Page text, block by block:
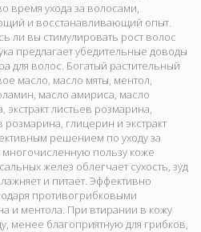
время ухода за волосами,
и восстанавливающий опыт.
ли вы стимулировать рост волос
предлагает убедительные доводы
для волос. Богатый растительный
масло, масло мяты, ментол,
масло амириса, масло
экстракт листьев розмарина,
глицерин и экстракт
решением по уходу за
пользу коже
желез облегчает сухость, зуд
и питает. Эффективно
противогрибковыми
и ментола. При втирании в кожу
менее благоприятную для грибков,